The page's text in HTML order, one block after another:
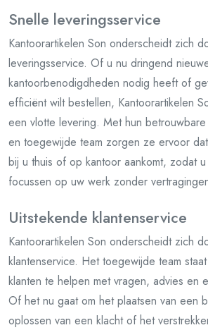
Snelle leveringsservice
Kantoorartikelen Son onderscheidt zich
leveringsservice. Of u nu dringend
kantoorbenodigdheden nodig heeft of
efficiënt wilt bestellen, Kantoorartikelen
een vlotte levering. Met hun
en toegewijde team zorgen ze ervoor
bij u thuis of op kantoor aankomt, zodat
focussen op uw werk zonder
Uitstekende klantenservice
Kantoorartikelen Son onderscheidt zich
klantenservice. Het toegewijde team
klanten te helpen met vragen, advies en
Of het nu gaat om het plaatsen van een
oplossen van een klacht of het